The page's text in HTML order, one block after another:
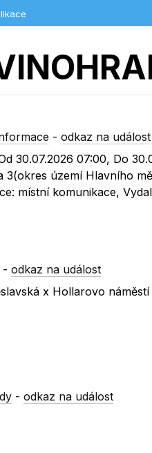
-odkaz na událost
30.07.2026 07:00, Do
3(okres území Hlavního
místní komunikace,
-odkaz na událost
x Hollarovo náměstí
-odkaz na událost